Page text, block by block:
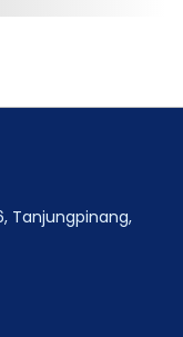
Tanjungpinang,